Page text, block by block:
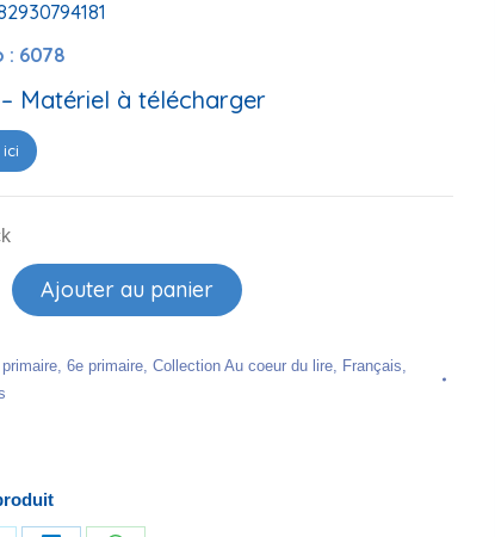
: 6078
Matériel à télécharger
Ajouter au panier
, 6e primaire, Collection Au coeur du lire, Français,